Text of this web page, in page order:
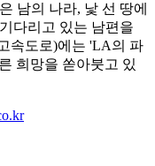
남의 나라, 낯 선 땅에
다리고 있는 남편을
속도로)에는 'LA의 파
희망을 쏟아붓고 있